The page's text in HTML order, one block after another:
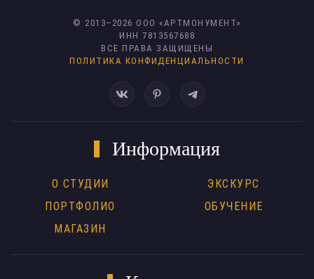
© 2013– 2026 ООО «АРТМОНУМЕНТ»
ИНН 7813567688
ВСЕ ПРАВА ЗАЩИЩЕНЫ
ПОЛИТИКА КОНФИДЕНЦИАЛЬНОСТИ
Информация
О СТУДИИ
ПОРТФОЛИО
МАГАЗИН
ЭКСКУРС
ОБУЧЕНИЕ